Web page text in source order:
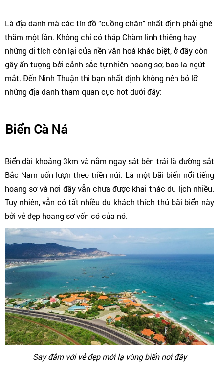
Là địa danh mà các tín đồ “cuồng chân" nhất định phải ghé
thăm một lần. Không chỉ có tháp Chàm linh thiêng hay
những di tích còn lại của nền văn hoá khác biệt, ở đây còn
gây ấn tượng bởi cảnh sắc tự nhiên hoang sơ, bao la ngút
mắt. Đến Ninh Thuận thì bạn nhất định không nên bỏ lỡ
những địa danh tham quan cực hot dưới đây:
Biển Cà Ná
Biển dài khoảng 3km và nằm ngay sát bên trái là đường sắt
Bắc Nam uốn lượn theo triền núi. Là một bãi biển nổi tiếng
hoang sơ và nơi đây vẫn chưa được khai thác du lịch nhiều.
Tuy nhiên, vẫn có tất nhiều du khách thích thú bãi biển này
bởi vẻ đẹp hoang sơ vốn có của nó.
Say đắm với vẻ đẹp mới lạ vùng biển nơi đây